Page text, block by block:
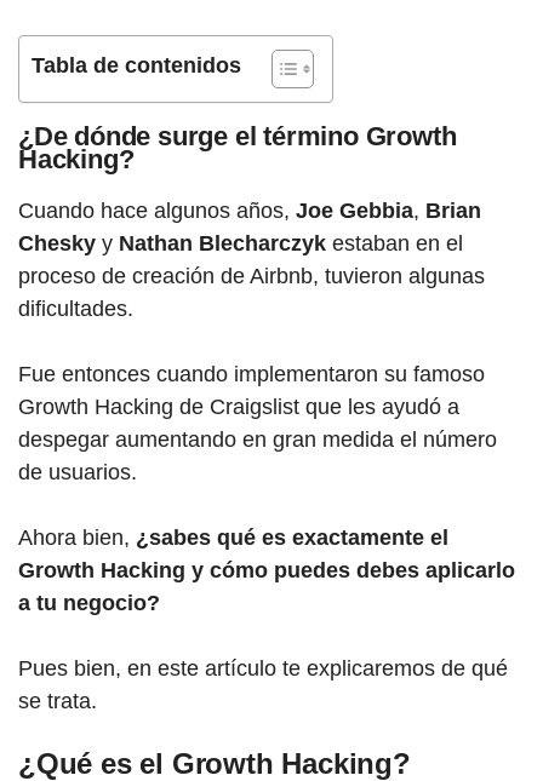
Tabla de contenidos
¿De dónde surge el término Growth
Hacking?
Cuando hace algunos años, Joe Gebbia, Brian
Chesky y Nathan Blecharczyk estaban en el
proceso de creación de Airbnb, tuvieron algunas
dificultades.
Fue entonces cuando implementaron su famoso
Growth Hacking de Craigslist que les ayudó a
despegar aumentando en gran medida el número
de usuarios.
Ahora bien, ¿sabes qué es exactamente el
Growth Hacking y cómo puedes debes aplicarlo
a tu negocio?
Pues bien, en este artículo te explicaremos de qué
se trata.
¿Qué es el Growth Hacking?